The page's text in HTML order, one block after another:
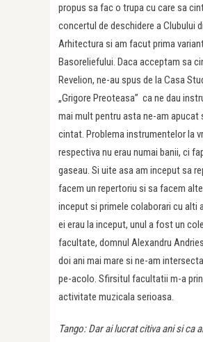
propus sa fac o trupa cu care sa
concertul de deschidere a Clubului
Arhitectura si am facut prima
Basoreliefului. Daca acceptam sa
Revelion, ne-au spus de la Casa
„Grigore Preoteasa” ca ne dau
mai mult pentru asta ne-am apucat
cintat. Problema instrumentelor la
respectiva nu erau numai banii, ci
gaseau. Si uite asa am inceput sa
facem un repertoriu si sa facem
inceput si primele colaborari cu alti
ei erau la inceput, unul a fost un
facultate, domnul Alexandru
doi ani mai mare si ne-am
pe-acolo. Sfirsitul facultatii m-a
activitate muzicala serioasa.
Tango: Dar ai lucrat citiva ani si ca